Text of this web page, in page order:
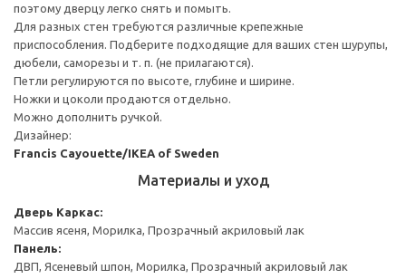
поэтому дверцу легко снять и помыть.
Для разных стен требуются различные крепежные
приспособления. Подберите подходящие для ваших стен шурупы,
дюбели, саморезы и т. п. (не прилагаются).
Петли регулируются по высоте, глубине и ширине.
Ножки и цоколи продаются отдельно.
Можно дополнить ручкой.
Дизайнер:
Francis Cayouette/IKEA of Sweden
Материалы и уход
Дверь Каркас:
Массив ясеня, Морилка, Прозрачный акриловый лак
Панель:
ДВП, Ясеневый шпон, Морилка, Прозрачный акриловый лак